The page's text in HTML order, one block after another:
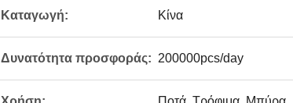
Καταγωγή: Κίνα
Δυνατότητα προσφοράς: 200000pcs/day